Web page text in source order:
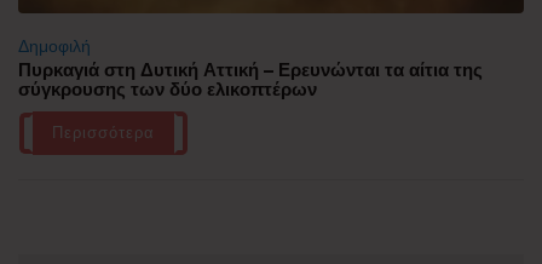
Δημοφιλή
Πυρκαγιά στη Δυτική Αττική – Ερευνώνται τα αίτια της
σύγκρουσης των δύο ελικοπτέρων
Περισσότερα